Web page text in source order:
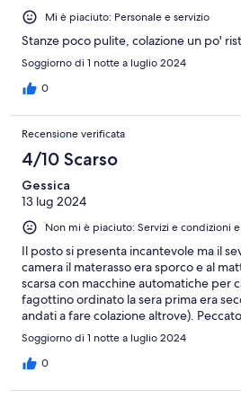
Mi è piaciuto: Personale e servizio
Stanze poco pulite, colazione un po'
Soggiorno di 1 notte a luglio 2024
0
Recensione verificata
4/10 Scarso
Gessica
13 lug 2024
Non mi è piaciuto: Servizi e condizioni
Il posto si presenta incantevole ma il
camera il materasso era sporco e al
scarsa con macchine automatiche per
fagottino ordinato la sera prima era
andati a fare colazione altrove).
cura la struttura, vicinissima all'area
veramente 5 stelle!
Soggiorno di 1 notte a luglio 2024
0